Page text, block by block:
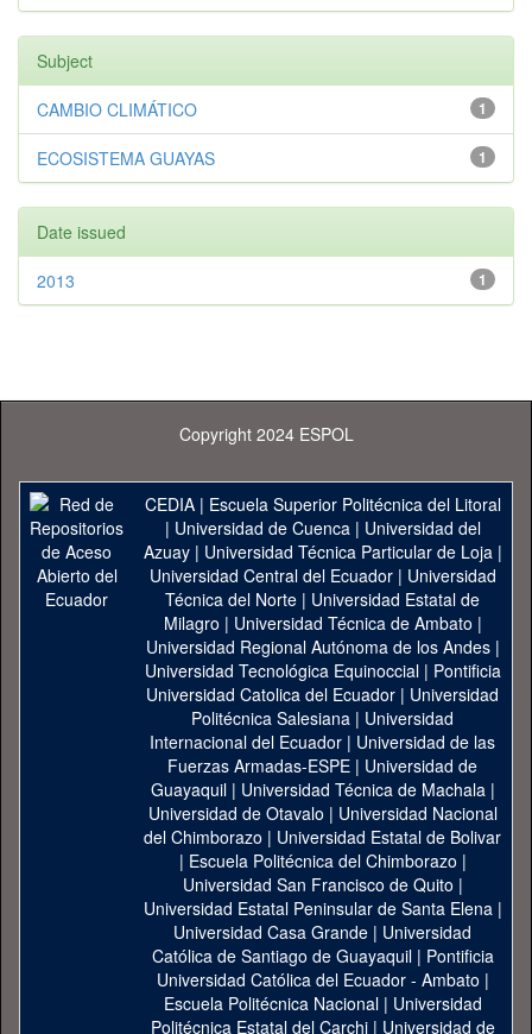
Subject
1
CAMBIO CLIMÁTICO
1
ECOSISTEMA GUAYAS
Date issued
1
2013
Copyright 2024 ESPOL
CEDIA| Escuela Superior Politécnica del Litoral
| Universidad de Cuenca| Universidad del
Azuay| Universidad Técnica Particular de Loja|
Universidad Central del Ecuador| Universidad
Técnica del Norte | Universidad Estatal de
Milagro | Universidad Técnica de Ambato |
Universidad Regional Autónoma de los Andes|
Universidad Tecnológica Equinoccial| Pontificia
Universidad Catolica del Ecuador | Universidad
Politécnica Salesiana | Universidad
Internacional del Ecuador | Universidad de las
Fuerzas Armadas-ESPE | Universidad de
Guayaquil| Universidad Técnica de Machala|
Universidad de Otavalo | Universidad Nacional
del Chimborazo | Universidad Estatal de Bolivar
| Escuela Politécnica del Chimborazo |
Universidad San Francisco de Quito |
Universidad Estatal Peninsular de Santa Elena|
Universidad Casa Grande | Universidad
Católica de Santiago de Guayaquil| Pontificia
Universidad Católica del Ecuador - Ambato |
Escuela Politécnica Nacional| Universidad
Politécnica Estatal del Carchi| Universidad de